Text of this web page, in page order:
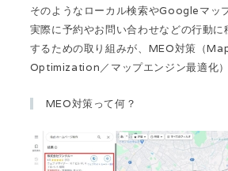
そのようなローカル検索やGoogleマッ
実際に予約やお問い合わせなどの行動に
するための取り組みが、MEO対策（
Optimization／マップエンジン最適化）
MEO対策って何？